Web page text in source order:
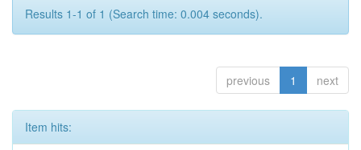
Results 1-1 of 1 (Search time: 0.004 seconds).
previous 1 next
Item hits: